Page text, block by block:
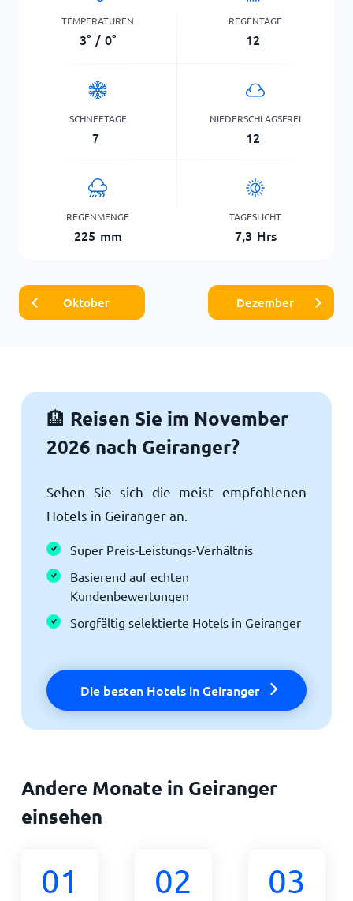
TEMPERATUREN
3° / 0°
REGENTAGE
12
SCHNEETAGE
7
NIEDERSCHLAGSFREI
12
REGENMENGE
225 mm
TAGESLICHT
7,3 Hrs
Oktober Dezember
🏨 Reisen Sie im November
2026 nach Geiranger?
Sehen Sie sich die meist empfohlenen
Hotels in Geiranger an.
Super Preis-Leistungs-Verhältnis
Basierend auf echten
Kundenbewertungen
Sorgfältig selektierte Hotels in Geiranger
Die besten Hotels in Geiranger
Andere Monate in Geiranger
einsehen
01 02 03